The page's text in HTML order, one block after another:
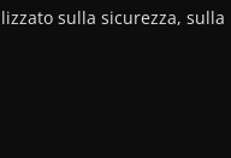
sulla sicurezza, sulla